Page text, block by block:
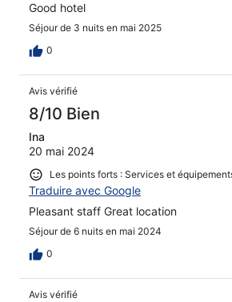
Good hotel
Séjour de 3 nuits en mai 2025
0
Avis vérifié
8/10 Bien
Ina
20 mai 2024
Les points forts : Services et
Traduire avec Google
Pleasant staff Great location
Séjour de 6 nuits en mai 2024
0
Avis vérifié